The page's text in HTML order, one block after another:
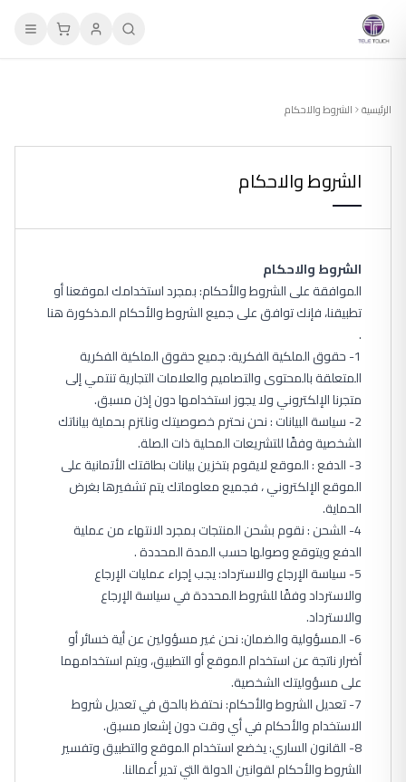
الرئيسية الشروط والاحكام
الشروط والاحكام
الشروط والاحكام
الموافقة على الشروط والأحكام: بمجرد استخدامك لموقعنا أو
تطبيقنا، فإنك توافق على جميع الشروط والأحكام المذكورة هنا
.
1- حقوق الملكية الفكرية: جميع حقوق الملكية الفكرية
المتعلقة بالمحتوى والتصاميم والعلامات التجارية تنتمي إلى
متجرنا الإلكتروني ولا يجوز استخدامها دون إذن مسبق.
2- سياسة البيانات : نحن نحترم خصوصيتك ونلتزم بحماية بياناتك
الشخصية وفقًا للتشريعات المحلية ذات الصلة.
3- الدفع : الموقع لايقوم بتخزين بيانات بطاقتك الأتمانية على
الموقع الإلكتروني ، فجميع معلوماتك يتم تشفيرها بغرض
الحماية.
4- الشحن : نقوم بشحن المنتجات بمجرد الانتهاء من عملية
الدفع ويتوقع وصولها حسب المدة المحددة .
5- سياسة الإرجاع والاسترداد: يجب إجراء عمليات الإرجاع
والاسترداد وفقًا للشروط المحددة في سياسة الإرجاع
والاسترداد.
6- المسؤولية والضمان: نحن غير مسؤولين عن أية خسائر أو
أضرار ناتجة عن استخدام الموقع أو التطبيق، ويتم استخدامهما
على مسؤوليتك الشخصية.
7- تعديل الشروط والأحكام: نحتفظ بالحق في تعديل شروط
الاستخدام والأحكام في أي وقت دون إشعار مسبق.
8- القانون الساري: يخضع استخدام الموقع والتطبيق وتفسير
الشروط والأحكام لقوانين الدولة التي تدير أعمالنا.